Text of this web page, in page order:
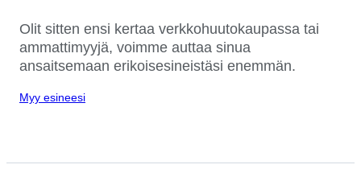
Olit sitten ensi kertaa verkkohuutokaupassa tai
ammattimyyjä, voimme auttaa sinua
ansaitsemaan erikoisesineistäsi enemmän.
Myy esineesi